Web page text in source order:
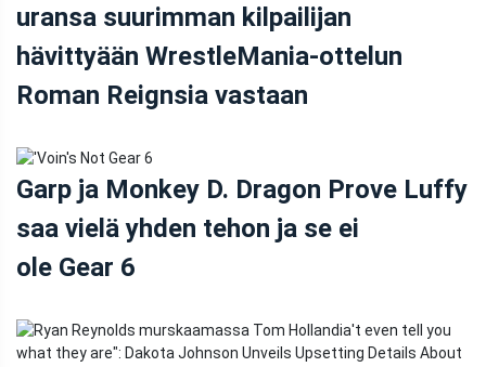
uransa suurimman kilpailijan
hävittyään WrestleMania-ottelun
Roman Reignsia vastaan
Garp ja Monkey D. Dragon Prove Luffy
saa vielä yhden tehon ja se ei
ole Gear 6